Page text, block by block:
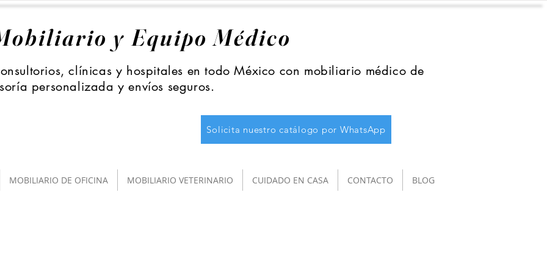
y Equipo Médico
clínicas y hospitales en todo México con mobiliario médico de
personalizada y envíos seguros.
Solicita nuestro catálogo por WhatsApp
MOBILIARIO DE OFICINA MOBILIARIO VETERINARIO CUIDADO EN CASA CONTACTO BLOG